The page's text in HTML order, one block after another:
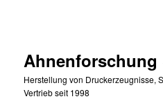
Ahnenforschung
Herstellung von Druckerzeugnisse,
Vertrieb seit 1998